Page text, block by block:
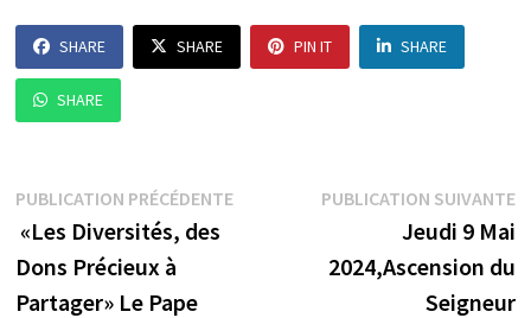
SHARE SHARE PIN IT SHARE
SHARE
Navigation
de
l’article
PUBLICATION PRÉCÉDENTEPublication
«Les Diversités, des
Dons Précieux à
Partager» Le Pape
PUBLICATION SUIVANTE
Jeudi 9 Mai
2024,Ascension du
Seigneur